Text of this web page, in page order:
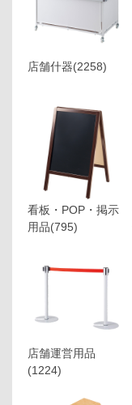
店舗什器(2258)
看板・POP・掲示
用品(795)
店舗運営用品
(1224)